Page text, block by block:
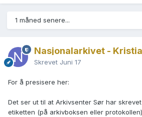
1 måned senere...
Nasjonalarkivet -
Skrevet Juni 17
For å presisere her:
Det ser ut til at Arkivsenter Sør har
etiketten (på arkivboksen eller